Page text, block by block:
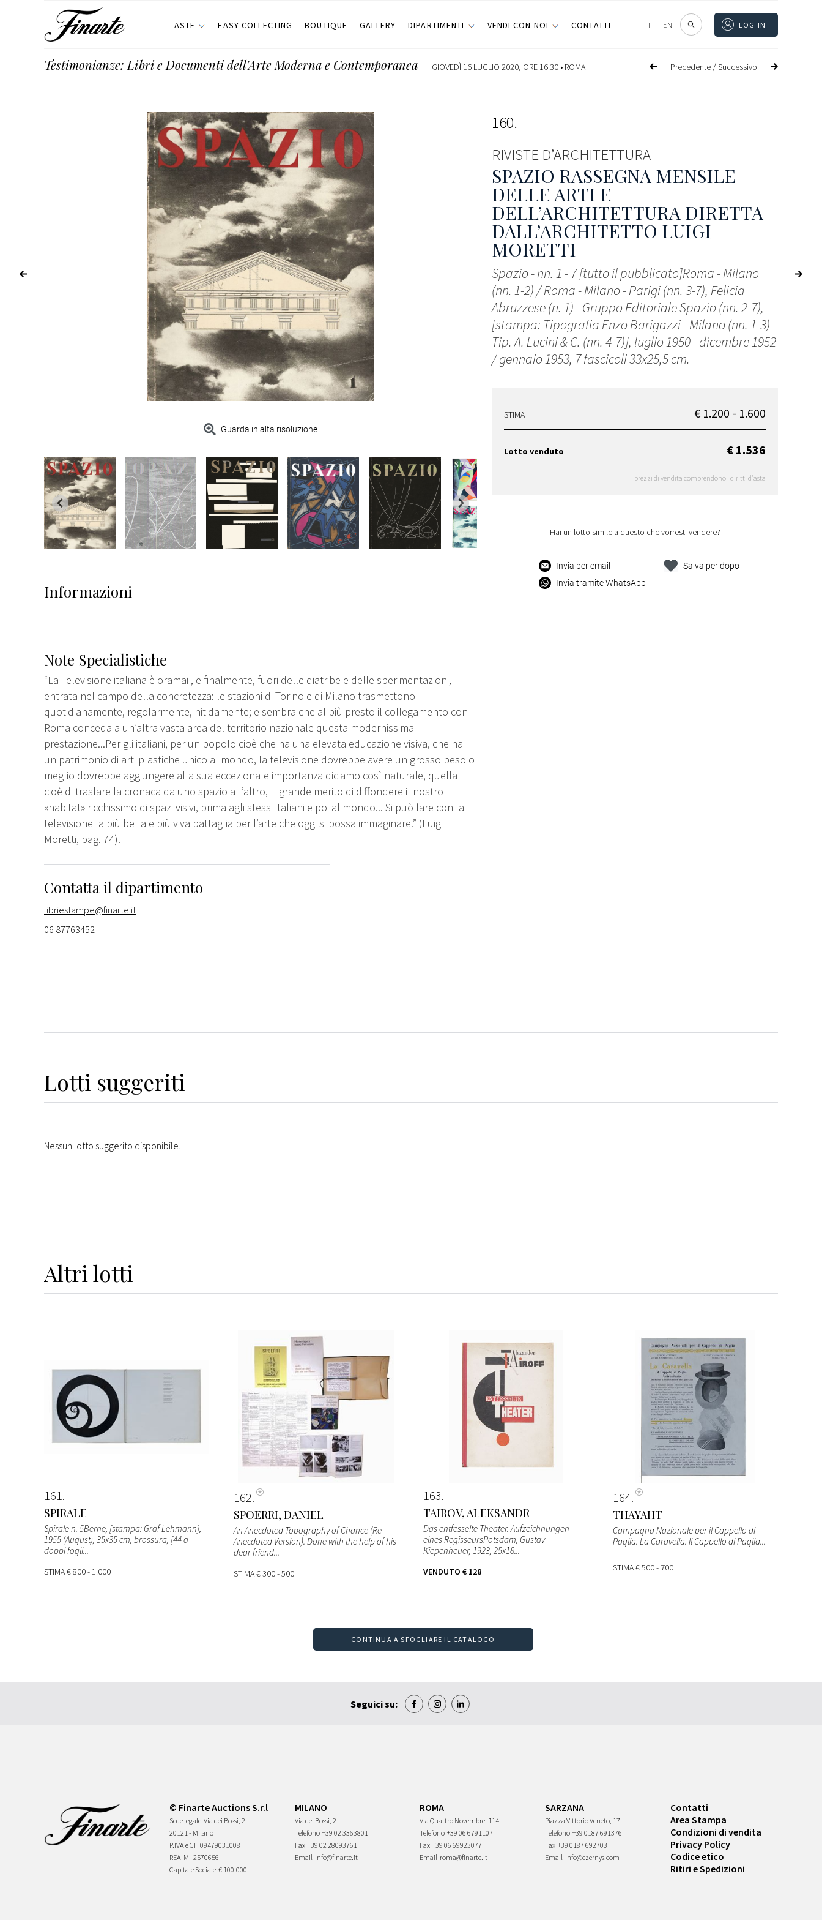
ASTE EASY COLLECTING BOUTIQUE GALLERY DIPARTIMENTI VENDI CON NOI CONTATTI IT | EN LOG IN
Precedente /Successivo
Testimonianze: Libri e Documenti dell'Arte Moderna e Contemporanea GIOVEDÌ 16 LUGLIO 2020, ORE 16:30 • ROMA
Guarda in alta risoluzione
160
RIVISTE D’ARCHITETTURA
SPAZIO RASSEGNA MENSILE
DELLE ARTI E
DELL’ARCHITETTURA DIRETTA
DALL’ARCHITETTO LUIGI
MORETTI
Spazio - nn. 1 - 7 [tutto il pubblicato]Roma - Milano
(nn. 1-2) / Roma - Milano - Parigi (nn. 3-7), Felicia
Abruzzese (n. 1) - Gruppo Editoriale Spazio (nn. 2-7),
[stampa: Tipografia Enzo Barigazzi - Milano (nn. 1-3) -
Tip. A. Lucini & C. (nn. 4-7)], luglio 1950 - dicembre 1952
/ gennaio 1953, 7 fascicoli 33x25,5 cm.
STIMA € 1.200 - 1.600
Lotto venduto € 1.536
I prezzi di vendita comprendono i diritti d'asta
Hai un lotto simile a questo che vorresti vendere?
Invia per email
Invia tramite WhatsApp
Salva per dopo
Informazioni
Note Specialistiche
“La Televisione italiana è oramai , e finalmente, fuori delle diatribe e delle sperimentazioni,
entrata nel campo della concretezza: le stazioni di Torino e di Milano trasmettono
quotidianamente, regolarmente, nitidamente; e sembra che al più presto il collegamento con
Roma conceda a un’altra vasta area del territorio nazionale questa modernissima
prestazione...Per gli italiani, per un popolo cioè che ha una elevata educazione visiva, che ha
un patrimonio di arti plastiche unico al mondo, la televisione dovrebbe avere un grosso peso o
meglio dovrebbe aggiungere alla sua eccezionale importanza diciamo così naturale, quella
cioè di traslare la cronaca da uno spazio all’altro, Il grande merito di diffondere il nostro
«habitat» ricchissimo di spazi visivi, prima agli stessi italiani e poi al mondo... Si può fare con la
televisione la più bella e più viva battaglia per l’arte che oggi si possa immaginare.” (Luigi
Moretti, pag. 74).
Contatta il dipartimento
libriestampe@finarte.it
06 87763452
Lotti suggeriti
Nessun lotto suggerito disponibile.
Altri lotti
161
SPIRALE
Spirale n. 5Berne, [stampa: Graf Lehmann],
1955 (August), 35x35 cm, brossura, [44 a
doppi fogli...
STIMA€ 800 - 1.000
162
SPOERRI, DANIEL
An Anecdoted Topography of Chance (Re-
Anecdoted Version). Done with the help of his
dear friend...
STIMA€ 300 - 500
163
TAIROV, ALEKSANDR
Das entfesselte Theater. Aufzeichnungen
eines RegisseursPotsdam, Gustav
Kiepenheuer, 1923, 25x18...
VENDUTO € 128
164
THAYAHT
Campagna Nazionale per il Cappello di
Paglia. La Caravella. Il Cappello di Paglia...
STIMA€ 500 - 700
CONTINUA A SFOGLIARE IL CATALOGO
Seguici su:
© Finarte Auctions S.r.l
Sede legale Via dei Bossi, 2
20121 - Milano
P.IVA e CF 09479031008
REA MI-2570656
Capitale Sociale € 100.000
MILANO
Via dei Bossi, 2
Telefono +39 02 3363801
Fax +39 02 28093761
Email info@finarte.it
ROMA
Via Quattro Novembre, 114
Telefono +39 06 6791107
Fax +39 06 69923077
Email roma@finarte.it
SARZANA
Piazza Vittorio Veneto, 17
Telefono +39 0187 691376
Fax +39 0187 692703
Email info@czernys.com
Contatti
Area Stampa
Condizioni di vendita
Privacy Policy
Codice etico
Ritiri e Spedizioni